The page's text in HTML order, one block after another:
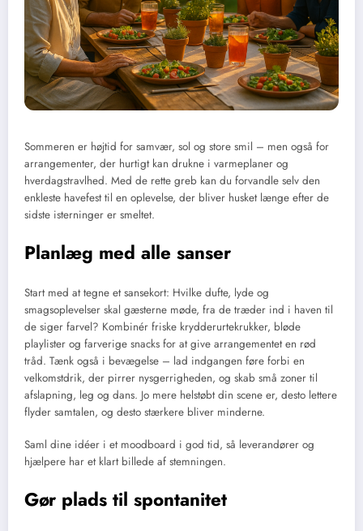
Sommeren er højtid for samvær, sol og store smil – men også for
arrangementer, der hurtigt kan drukne i varmeplaner og
hverdagstravlhed. Med de rette greb kan du forvandle selv den
enkleste havefest til en oplevelse, der bliver husket længe efter de
sidste isterninger er smeltet.
Planlæg med alle sanser
Start med at tegne et sansekort: Hvilke dufte, lyde og
smagsoplevelser skal gæsterne møde, fra de træder ind i haven til
de siger farvel? Kombinér friske krydderurtekrukker, bløde
playlister og farverige snacks for at give arrangementet en rød
tråd. Tænk også i bevægelse – lad indgangen føre forbi en
velkomstdrik, der pirrer nysgerrigheden, og skab små zoner til
afslapning, leg og dans. Jo mere helstøbt din scene er, desto lettere
flyder samtalen, og desto stærkere bliver minderne.
Saml dine idéer i et moodboard i god tid, så leverandører og
hjælpere har et klart billede af stemningen.
Gør plads til spontanitet